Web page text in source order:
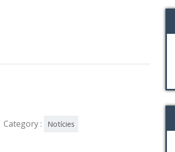
Category : Notícies